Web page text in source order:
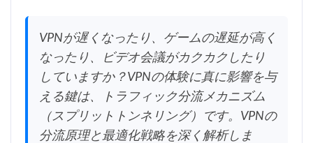
VPNが遅くなったり、ゲームの遅延が高く
なったり、ビデオ会議がカクカクしたり
していますか？VPNの体験に真に影響を与
える鍵は、トラフィック分流メカニズム
（スプリットトンネリング）です。VPNの
分流原理と最適化戦略を深く解析しま